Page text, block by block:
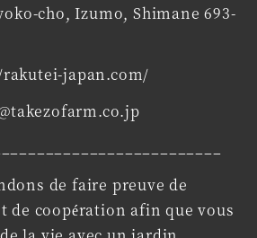
cho, Izumo, Shimane 693-
japan.com/
de faire preuve de
de coopération afin que vous